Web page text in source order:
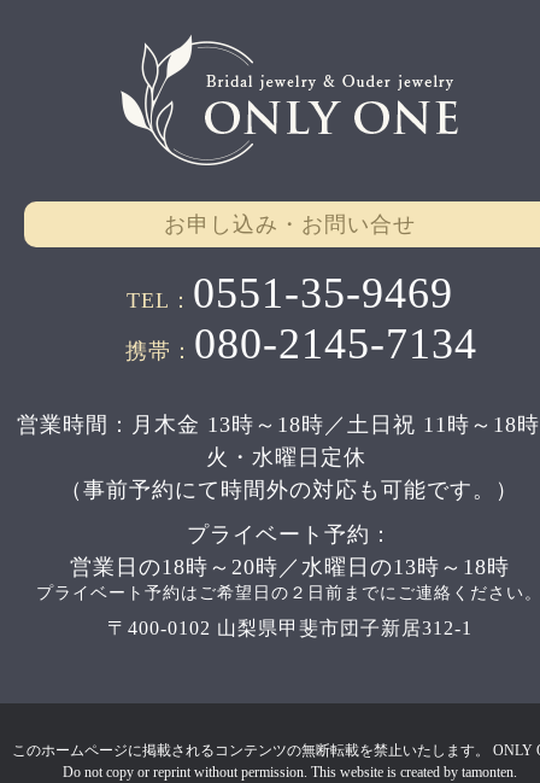
お申し込み・お問い合せ
TEL： 0551-35-9469
携帯： 080-2145-7134
営業時間：月木金 13時～18時／土日祝 11時～18
火・水曜日定休
（事前予約にて時間外の対応も可能です。）
プライベート予約：
営業日の18時～20時／水曜日の13時～18時
プライベート予約はご希望日の２日前までにご連絡ください
〒400-0102 山梨県甲斐市団子新居312-1
このホームページに掲載されるコンテンツの無断転載を禁止いたします。 ONLY
Do not copy or reprint without permission. This website is created by tamonten.